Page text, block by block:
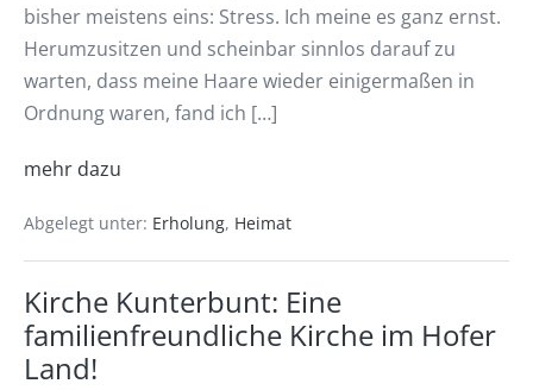
bisher meistens eins: Stress. Ich meine es ganz ernst.
Herumzusitzen und scheinbar sinnlos darauf zu
warten, dass meine Haare wieder einigermaßen in
Ordnung waren, fand ich […]
mehr dazu
Abgelegt unter: Erholung, Heimat
Kirche Kunterbunt: Eine
familienfreundliche Kirche im Hofer
Land!